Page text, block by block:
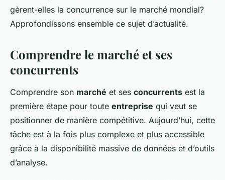
gèrent-elles la concurrence sur le marché mondial?
Approfondissons ensemble ce sujet d’actualité.
Comprendre le marché et ses
concurrents
Comprendre son marché et ses concurrents est la
première étape pour toute entreprise qui veut se
positionner de manière compétitive. Aujourd’hui, cette
tâche est à la fois plus complexe et plus accessible
grâce à la disponibilité massive de données et d’outils
d’analyse.